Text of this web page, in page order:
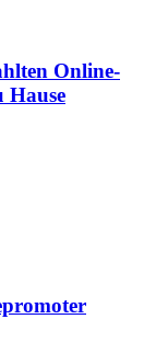
Online-
Hause